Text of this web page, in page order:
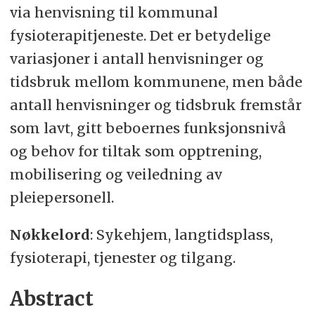
via henvisning til kommunal
fysioterapitjeneste. Det er betydelige
variasjoner i antall henvisninger og
tidsbruk mellom kommunene, men både
antall henvisninger og tidsbruk fremstår
som lavt, gitt beboernes funksjonsnivå
og behov for tiltak som opptrening,
mobilisering og veiledning av
pleiepersonell.
Nøkkelord: Sykehjem, langtidsplass,
fysioterapi, tjenester og tilgang.
Abstract